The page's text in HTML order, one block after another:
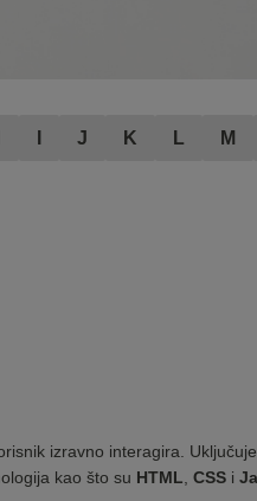
J K L M
izravno interagira.
kao što su HTML, CSS i